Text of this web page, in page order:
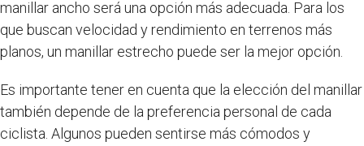
manillar ancho será una opción más adecuada. Para los
que buscan velocidad y rendimiento en terrenos más
planos, un manillar estrecho puede ser la mejor opción.
Es importante tener en cuenta que la elección del manillar
también depende de la preferencia personal de cada
ciclista. Algunos pueden sentirse más cómodos y